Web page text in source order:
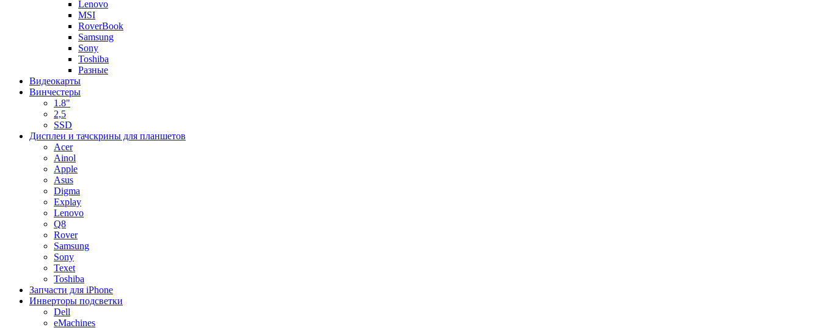
Lenovo
MSI
RoverBook
Samsung
Sony
Toshiba
Разные
Видеокарты
Винчестеры
1.8"
2,5
SSD
Дисплеи и тачскрины для планшетов
Acer
Ainol
Apple
Asus
Digma
Explay
Lenovo
Q8
Rover
Samsung
Sony
Texet
Toshiba
Запчасти для iPhone
Инверторы подсветки
Dell
eMachines